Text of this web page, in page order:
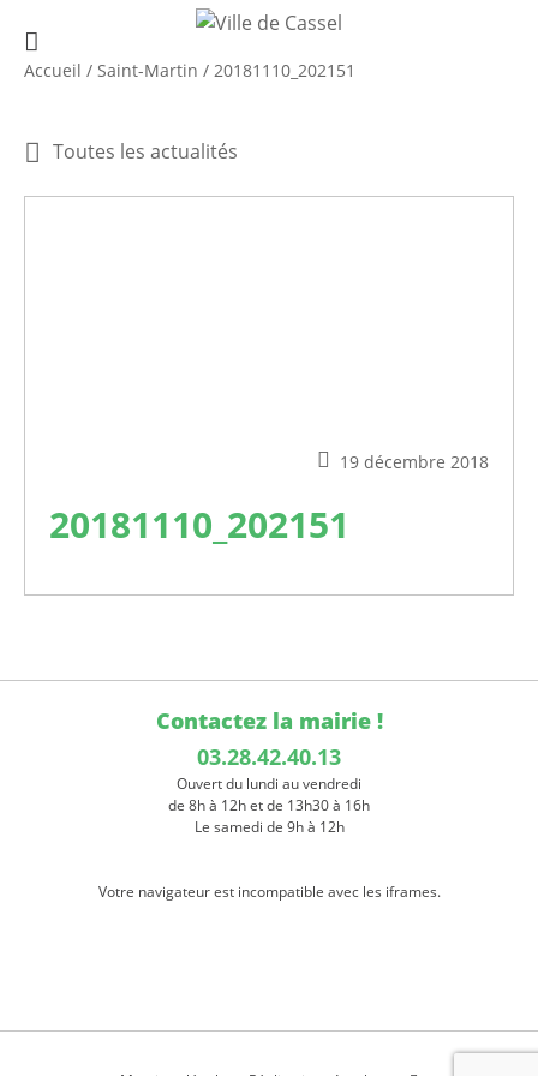
Accueil / Saint-Martin / 20181110_202151
Toutes les actualités
19 décembre 2018
20181110_202151
Contactez la mairie !
03.28.42.40.13
Ouvert du lundi au vendredi
de 8h à 12h et de 13h30 à 16h
Le samedi de 9h à 12h
Votre navigateur est incompatible avec les iframes.